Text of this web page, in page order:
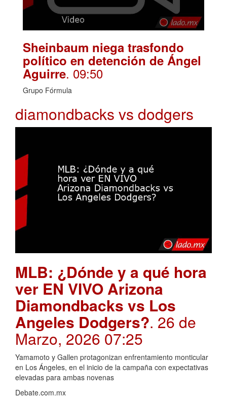
Sheinbaum niega trasfondo
político en detención de Ángel
Aguirre. 09:50
Grupo Fórmula
diamondbacks vs dodgers
MLB: ¿Dónde y a qué hora
ver EN VIVO Arizona
Diamondbacks vs Los
Angeles Dodgers?. 26 de
Marzo, 2026 07:25
Yamamoto y Gallen protagonizan enfrentamiento monticular
en Los Ángeles, en el inicio de la campaña con expectativas
elevadas para ambas novenas
Debate.com.mx